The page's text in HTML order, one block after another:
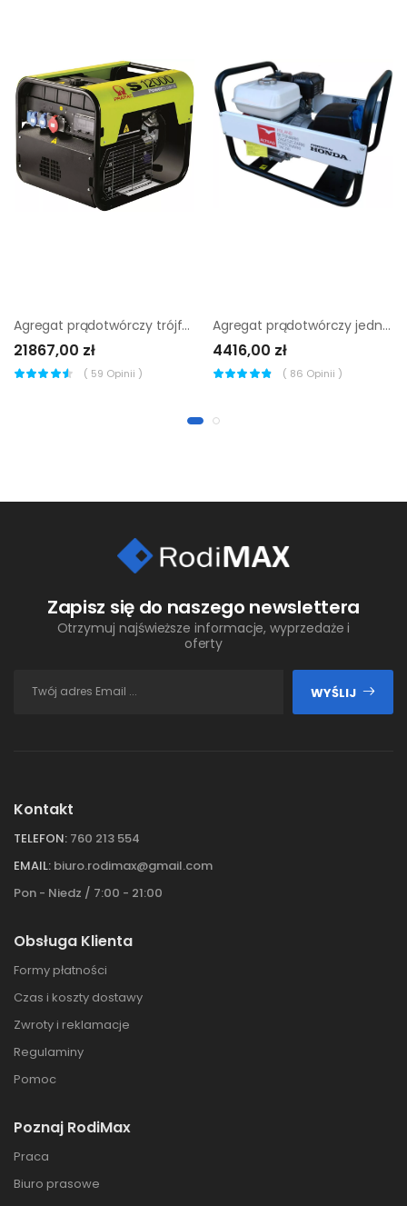
Agregat prądotwórczy trójfazowy Pramac S12000 AVR
21867,00 zł
( 59 Opinii )
Agregat prądotwórczy jednofazowy Altrad Belle ABG4200 + AVR
4416,00 zł
( 86 Opinii )
Zapisz się do naszego newslettera
Otrzymuj najświeższe informacje, wyprzedaże i
oferty
WYŚLIJ
Kontakt
TELEFON: 760 213 554
EMAIL: biuro.rodimax@gmail.com
Pon - Niedz / 7:00 - 21:00
Obsługa Klienta
Formy płatności
Czas i koszty dostawy
Zwroty i reklamacje
Regulaminy
Pomoc
Poznaj RodiMax
Praca
Biuro prasowe